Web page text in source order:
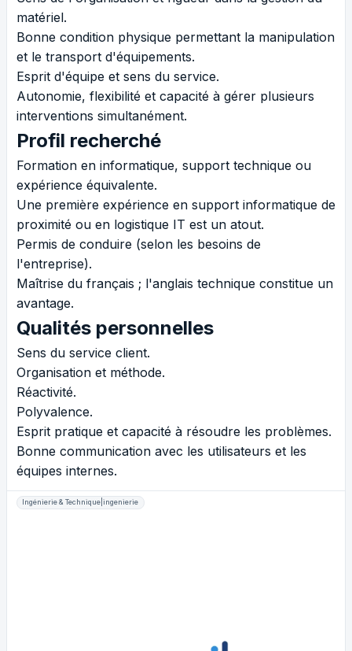
matériel.
Bonne condition physique permettant la manipulation
et le transport d'équipements.
Esprit d'équipe et sens du service.
Autonomie, flexibilité et capacité à gérer plusieurs
interventions simultanément.
Profil recherché
Formation en informatique, support technique ou
expérience équivalente.
Une première expérience en support informatique de
proximité ou en logistique IT est un atout.
Permis de conduire (selon les besoins de
l'entreprise).
Maîtrise du français ; l'anglais technique constitue un
avantage.
Qualités personnelles
Sens du service client.
Organisation et méthode.
Réactivité.
Polyvalence.
Esprit pratique et capacité à résoudre les problèmes.
Bonne communication avec les utilisateurs et les
équipes internes.
Ingénierie & Technique|ingenierie